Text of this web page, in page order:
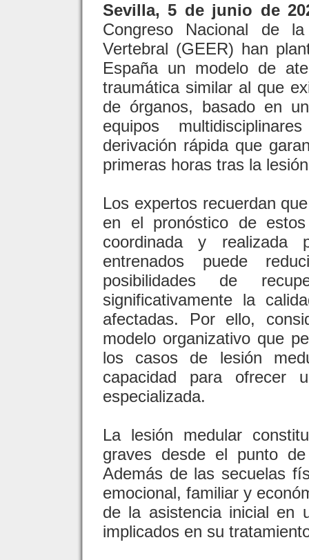
Sevilla, 5 de junio de
Congreso Nacional de
Vertebral (GEER) han
España un modelo de
traumática similar al que
de órganos, basado en
equipos
derivación rápida que
primeras horas tras la
Los expertos recuerdan
en el pronóstico de
coordinada y realizada
entrenados puede
posibilidades de
significativamente la
afectadas. Por ello,
modelo organizativo que
los casos de lesión
capacidad para ofrecer
especializada.
La lesión medular
graves desde el punto
Además de las secuelas
emocional, familiar y
de la asistencia inicial en
implicados en su